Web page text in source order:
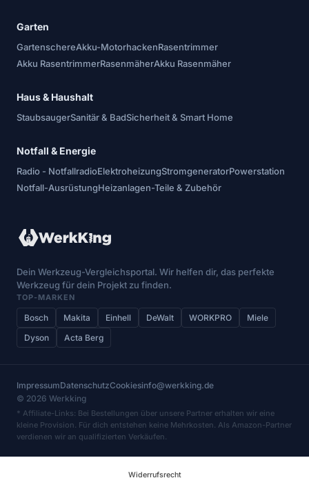
Garten
GartenschereAkku-MotorhackenRasentrimmer
Akku RasentrimmerRasenmäherAkku Rasenmäher
Haus & Haushalt
StaubsaugerSanitär & BadSicherheit & Smart Home
Notfall & Energie
Radio - NotfallradioElektroheizungStromgeneratorPowerstation
Notfall-AusrüstungHeizanlagen-Teile & Zubehör
Dein Werkzeug-Vergleichsportal. Wir helfen dir, das perfekte
Werkzeug für dein Projekt zu finden.
TOP-MARKEN
Bosch Makita Einhell DeWalt WORKPRO
Miele
Dyson
Acta Berg
ImpressumDatenschutzCookiesinfo@werkking.de
© 2026 Werkking
* Affiliate-Links: Bei Bestellungen über unsere Partner erhalten wir eine
kleine Provision. Für dich entstehen keine Mehrkosten. Als Amazon-Partner
verdienen wir an qualifizierten Verkäufen.
Widerrufsrecht